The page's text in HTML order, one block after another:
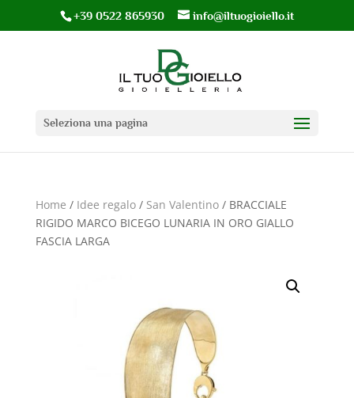
+39 0522 865930 info@iltuogioiello.it
Seleziona una pagina
Home / Idee regalo/ San Valentino/ BRACCIALE
RIGIDO MARCO BICEGO LUNARIA IN ORO GIALLO
FASCIA LARGA